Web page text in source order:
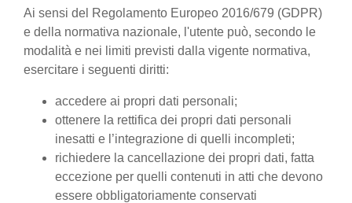
Ai sensi del Regolamento Europeo 2016/679 (GDPR)
e della normativa nazionale, l'utente può, secondo le
modalità e nei limiti previsti dalla vigente normativa,
esercitare i seguenti diritti:
accedere ai propri dati personali;
ottenere la rettifica dei propri dati personali
inesatti e l’integrazione di quelli incompleti;
richiedere la cancellazione dei propri dati, fatta
eccezione per quelli contenuti in atti che devono
essere obbligatoriamente conservati